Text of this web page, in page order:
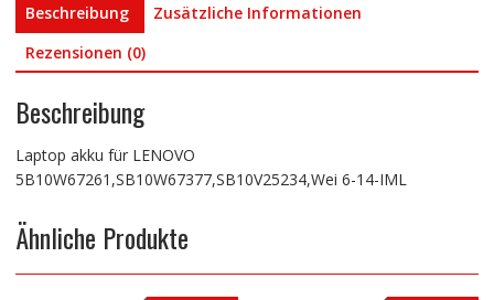
Beschreibung
Zusätzliche Informationen
Rezensionen (0)
Beschreibung
Laptop akku für LENOVO
5B10W67261,SB10W67377,SB10V25234,Wei 6-14-IML
Ähnliche Produkte